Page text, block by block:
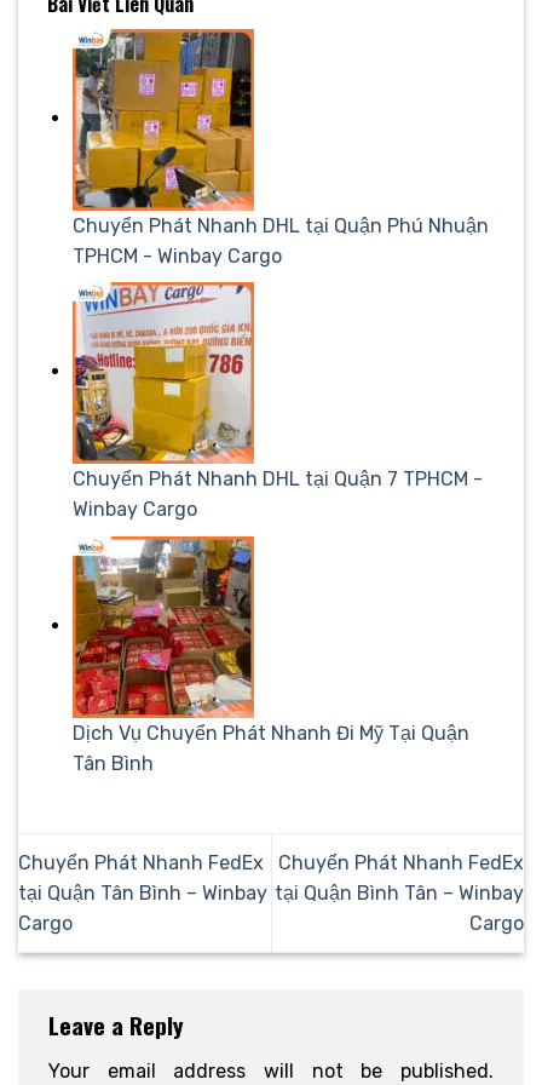
Chuyển Phát Nhanh DHL tại Quận Phú Nhuận
TPHCM - Winbay Cargo
Chuyển Phát Nhanh DHL tại Quận 7 TPHCM -
Winbay Cargo
Dịch Vụ Chuyển Phát Nhanh Đi Mỹ Tại Quận
Tân Bình
Chuyển Phát Nhanh FedEx
tại Quận Tân Bình – Winbay
Cargo
Chuyển Phát Nhanh FedEx
tại Quận Bình Tân – Winbay
Cargo
Leave a Reply
Your email address will not be published.